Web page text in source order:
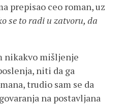
prepisao ceo roman, uz
se to radi u zatvoru, da
nikakvo mišljenje
niti da ga
trudio sam se da
na postavljana